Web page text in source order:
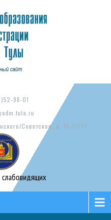
98-01
Советская, д. 15-17/73